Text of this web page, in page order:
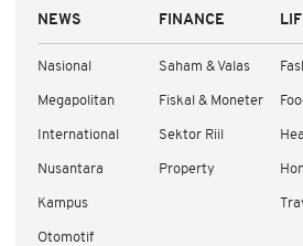
NEWS
Nasional
Megapolitan
International
Nusantara
Kampus
Otomotif
FINANCE
Saham & Valas
Fiskal & Moneter
Sektor Riil
Property